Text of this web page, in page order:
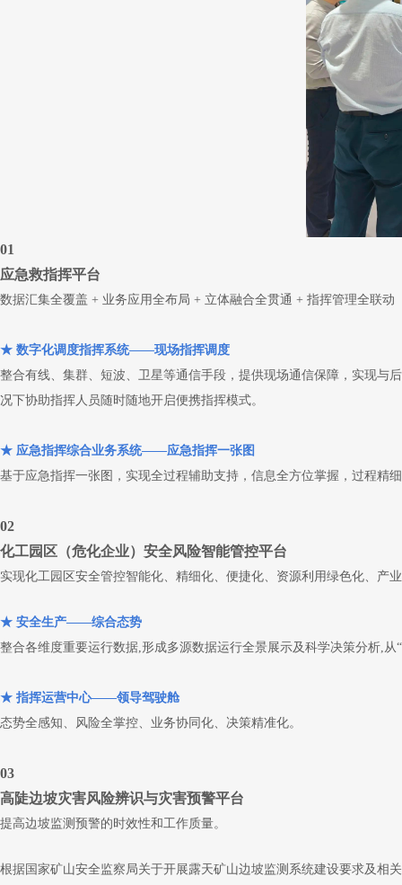
01
应急救指挥平台
数据汇集全覆盖 + 业务应用全布局 + 立体融合全贯通 + 指挥管理全联动
★ 数字化调度指挥系统——现场指挥调度
整合有线、集群、短波、卫星等通信手段，提供现场通信保障，实现与
况下协助指挥人员随时随地开启便携指挥模式。
★ 应急指挥综合业务系统——应急指挥一张图
基于应急指挥一张图，实现全过程辅助支持，信息全方位掌握，过程精
02
化工园区（危化企业）安全风险智能管控平台
实现化工园区安全管控智能化、精细化、便捷化、资源利用绿色化、产
★ 安全生产——综合态势
整合各维度重要运行数据,形成多源数据运行全景展示及科学决策分析,从
★ 指挥运营中心——领导驾驶舱
态势全感知、风险全掌控、业务协同化、决策精准化。
03
高陡边坡灾害风险辨识与灾害预警平台
提高边坡监测预警的时效性和工作质量。
根据国家矿山安全监察局关于开展露天矿山边坡监测系统建设要求及相